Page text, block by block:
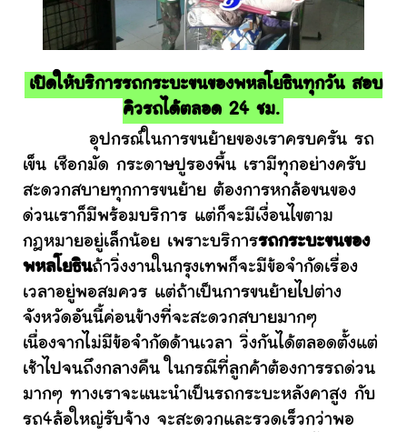
เปิดให้บริการรถกระบะขนของพหลโยธินทุกวัน สอบ
คิวรถได้ตลอด 24 ชม.
อุปกรณ์ในการขนย้ายของเราครบครัน รถ
เข็น เชือกมัด กระดาษปูรองพื้น เรามีทุกอย่างครับ
สะดวกสบายทุกการขนย้าย ต้องการหกล้อขนของ
ด่วนเราก็มีพร้อมบริการ แต่ก็จะมีเงื่อนไขตาม
กฎหมายอยู่เล็กน้อย เพราะบริการรถกระบะขนของ
พหลโยธินถ้าวิ่งงานในกรุงเทพก็จะมีข้อจำกัดเรื่อง
เวลาอยู่พอสมควร แต่ถ้าเป็นการขนย้ายไปต่าง
จังหวัดอันนี้ค่อนข้างที่จะสะดวกสบายมากๆ
เนื่องจากไม่มีข้อจำกัดด้านเวลา วิ่งกันได้ตลอดตั้งแต่
เช้าไปจนถึงกลางคืน ในกรณีที่ลูกค้าต้องการรถด่วน
มากๆ ทางเราจะแนะนำเป็นรถกระบะหลังคาสูง กับ
รถ4ล้อใหญ่รับจ้าง จะสะดวกและรวดเร็วกว่าพอ